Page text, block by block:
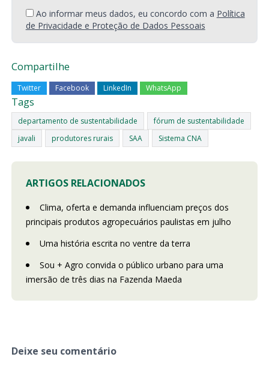
Ao informar meus dados, eu concordo com a Política
de Privacidade e Proteção de Dados Pessoais
Compartilhe
Twitter Facebook LinkedIn WhatsApp
Tags
departamento de sustentabilidade
fórum de sustentabilidade
javali
produtores rurais SAA Sistema CNA
ARTIGOS RELACIONADOS
Clima, oferta e demanda influenciam preços dos
principais produtos agropecuários paulistas em julho
Uma história escrita no ventre da terra
Sou + Agro convida o público urbano para uma
imersão de três dias na Fazenda Maeda
Deixe seu comentário